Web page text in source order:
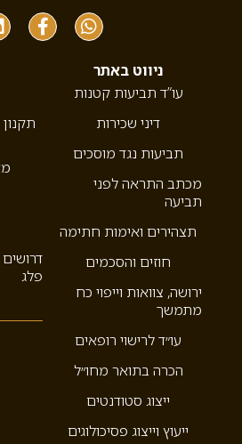
ניווט באתר
עו”ד תביעות קטנות
דיני שכירות
תביעות נגד מוסכים
מכתב התראה לפני
תביעה
תצהירים ואימות חתימה
חוזים והסכמים
ירושה, צוואות וייפוי כח
מתמשך
עו״ד לרישוי רופאים
הכרה בתואר מחו״ל
ייצוג סטודנטים
ייעוץ וייצוג פסיכולוגים
פלג